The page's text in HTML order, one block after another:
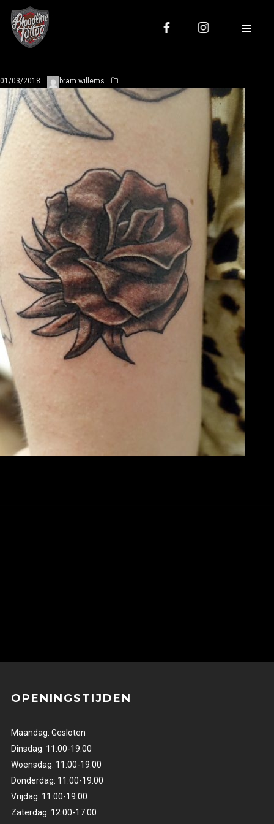
01/03/2018 bram willems
OPENINGSTIJDEN
Maandag: Gesloten
Dinsdag: 11:00-19:00
Woensdag: 11:00-19:00
Donderdag: 11:00-19:00
Vrijdag: 11:00-19:00
Zaterdag: 12:00-17:00